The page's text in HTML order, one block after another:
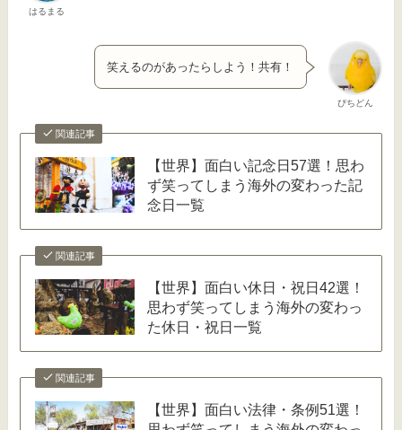
はるまる
ぴちどん
笑えるのがあったらしよう！共有！
関連記事
【世界】面白い記念日57選！思わ
ず笑ってしまう海外の変わった記
念日一覧
関連記事
【世界】面白い休日・祝日42選！
思わず笑ってしまう海外の変わっ
た休日・祝日一覧
関連記事
【世界】面白い法律・条例51選！